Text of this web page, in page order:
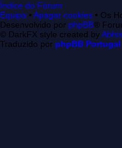
Índice do Fórum
Equipa • Apagar cookies • Os
Desenvolvido por phpBB®
© DarkFX style created by
Traduzido por phpBB Portugal